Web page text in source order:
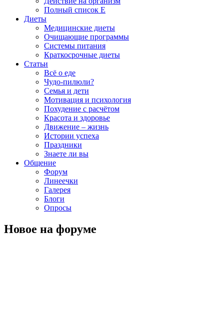
Полный список E
Диеты
Медицинские диеты
Очищающие программы
Системы питания
Краткосрочные диеты
Статьи
Всё о еде
Чудо-пилюли?
Семья и дети
Мотивация и психология
Похудение с расчётом
Красота и здоровье
Движение – жизнь
Истории успеха
Праздники
Знаете ли вы
Общение
Форум
Линеечки
Галерея
Блоги
Опросы
Новое на форуме